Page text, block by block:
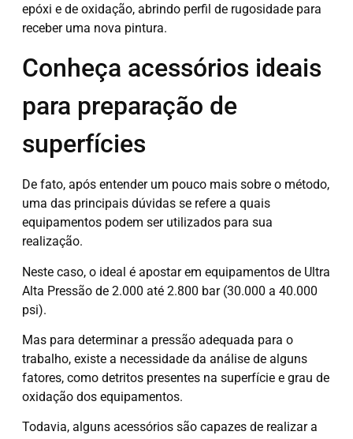
epóxi e de oxidação, abrindo perfil de rugosidade para
receber uma nova pintura.
Conheça acessórios ideais
para preparação de
superfícies
De fato, após entender um pouco mais sobre o método,
uma das principais dúvidas se refere a quais
equipamentos podem ser utilizados para sua
realização.
Neste caso, o ideal é apostar em equipamentos de Ultra
Alta Pressão de 2.000 até 2.800 bar (30.000 a 40.000
psi).
Mas para determinar a pressão adequada para o
trabalho, existe a necessidade da análise de alguns
fatores, como detritos presentes na superfície e grau de
oxidação dos equipamentos.
Todavia, alguns acessórios são capazes de realizar a